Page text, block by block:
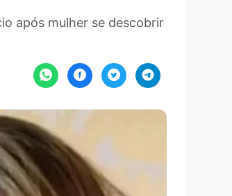
após mulher se descobrir